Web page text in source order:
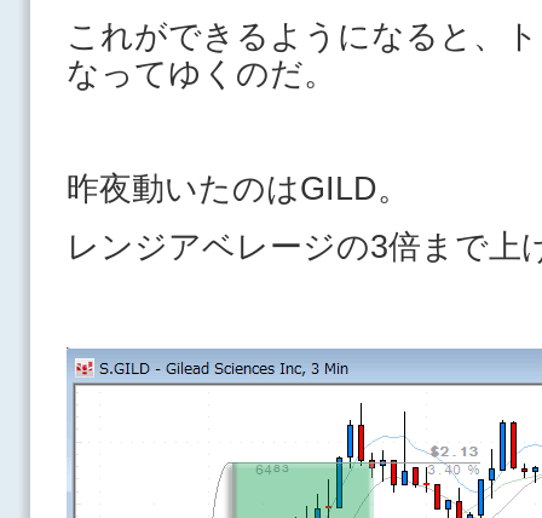
これができるようになると、
なってゆくのだ。
昨夜動いたのはGILD。
レンジアベレージの3倍まで上